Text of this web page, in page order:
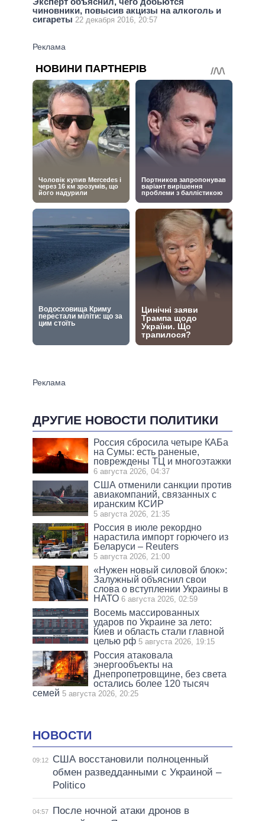
чиновники, повысив акцизы на алкоголь и
сигареты 22 декабря 2016, 20:57
ДРУГИЕ НОВОСТИ ПОЛИТИКИ
Россия сбросила четыре КАБа
на Сумы: есть раненые,
повреждены ТЦ и многоэтажки
6 августа 2026, 04:37
США отменили санкции против
авиакомпаний, связанных с
иранским КСИР
5 августа 2026, 21:35
Россия в июле рекордно
нарастила импорт горючего из
Беларуси – Reuters
5 августа 2026, 21:00
«Нужен новый силовой блок»:
Залужный объяснил свои
слова о вступлении Украины в
НАТО 6 августа 2026, 02:59
Восемь массированных
ударов по Украине за лето:
Киев и область стали главной
целью рф 5 августа 2026, 19:15
Россия атаковала
энергообъекты на
Днепропетровщине, без света
остались более 120 тысяч
семей 5 августа 2026, 20:25
НОВОСТИ
09:12
США восстановили полноценный
обмен разведданными с Украиной –
Politico
04:57
После ночной атаки дронов в